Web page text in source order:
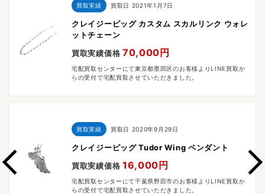
買取実績 買取日 2021年1月7日
クレイジーピッグ カスタム スカルリンク ウォレ
ットチェーン
買取実績価格 70,000円
宅配買取センターにて東京都墨田区のお客様よりLINE買取か
らの受付で宅配買取させていただきました。
買取実績 買取日 2020年9月29日
クレイジーピッグ Tudor Wing ペンダント
買取実績価格 16,000円
宅配買取センターにて千葉県野田市のお客様よりLINE買取か
らの受付で宅配買取させていただきました。